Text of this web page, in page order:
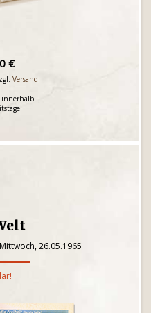
€
Versand
innerhalb
26.05.1965